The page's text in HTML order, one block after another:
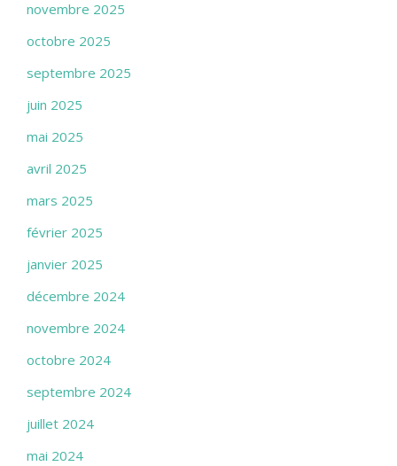
novembre 2025
octobre 2025
septembre 2025
juin 2025
mai 2025
avril 2025
mars 2025
février 2025
janvier 2025
décembre 2024
novembre 2024
octobre 2024
septembre 2024
juillet 2024
mai 2024